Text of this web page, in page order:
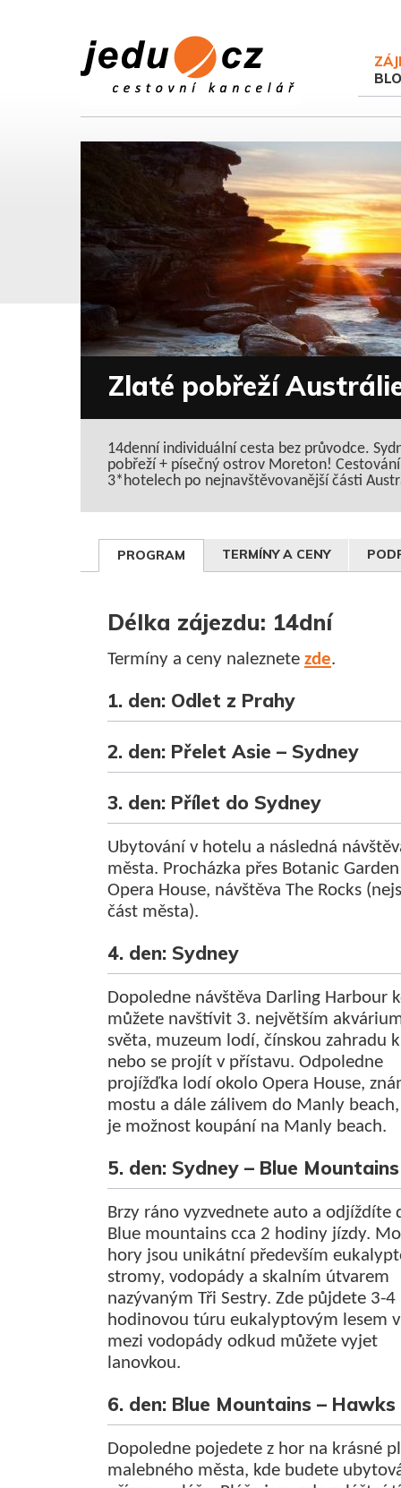
Zlaté pobřeží
14denní individuální cesta bez průvodce.
pobřeží + písečný ostrov Moreton!
3*hotelech po nejnavštěvovanější části
PROGRAM TERMÍNY A CENY
Délka zájezdu: 14dní
Termíny a ceny naleznete zde.
1. den: Odlet z Prahy
2. den: Přelet Asie – Sydney
3. den: Přílet do Sydney
Ubytování v hotelu a následná
města. Procházka přes Botanic
Opera House, návštěva The Rocks
část města).
4. den: Sydney
Dopoledne návštěva Darling Harbour
můžete navštívit 3. největším
světa, muzeum lodí, čínskou zahradu
nebo se projít v přístavu. Odpoledne
projížďka lodí okolo Opera House,
mostu a dále zálivem do Manly
je možnost koupání na Manly beach.
5. den: Sydney – Blue Mountains
Brzy ráno vyzvednete auto a odjíždíte
Blue mountains cca 2 hodiny jízdy.
hory jsou unikátní především
stromy, vodopády a skalním útvarem
nazývaným Tři Sestry. Zde půjdete 3-4
hodinovou túru eukalyptovým lesem
mezi vodopády odkud můžete vyjet
lanovkou.
6. den: Blue Mountains –
Dopoledne pojedete z hor na krásné
malebného města, kde budete